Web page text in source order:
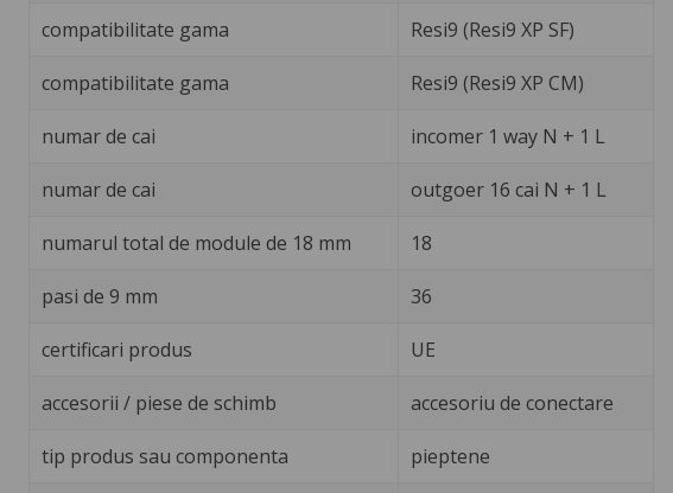
compatibilitate gama Resi9 (Resi9 XP SF)
compatibilitate gama Resi9 (Resi9 XP CM)
numar de cai incomer 1 way N + 1 L
numar de cai outgoer 16 cai N + 1 L
numarul total de module de 18 mm 18
pasi de 9 mm 36
certificari produs UE
accesorii / piese de schimb accesoriu de conectare
tip produs sau componenta pieptene